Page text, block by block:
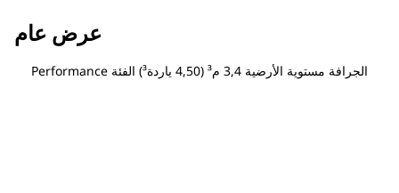
عرض عام
‏‫الجرافة مستوية الأرضية 3,4 م³ (4,50 ياردة³) الفئة Performance